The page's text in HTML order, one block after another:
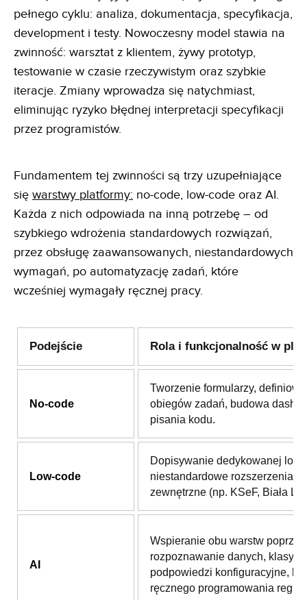
pełnego cyklu: analiza, dokumentacja, specyfikacja,
development i testy. Nowoczesny model stawia na
zwinność: warsztat z klientem, żywy prototyp,
testowanie w czasie rzeczywistym oraz szybkie
iteracje. Zmiany wprowadza się natychmiast,
eliminując ryzyko błędnej interpretacji specyfikacji
przez programistów.
Fundamentem tej zwinności są trzy uzupełniające
się warstwy platformy: no-code, low-code oraz AI.
Każda z nich odpowiada na inną potrzebę – od
szybkiego wdrożenia standardowych rozwiązań,
przez obsługę zaawansowanych, niestandardowych
wymagań, po automatyzację zadań, które
wcześniej wymagały ręcznej pracy.
Podejście Rola i funkcjonalność w
No-code
Tworzenie formularzy,
obiegów zadań, budowa
pisania kodu.
Low-code
Dopisywanie dedykowanej
niestandardowe rozszerzenia i
zewnętrzne (np. KSeF, Biała
AI
Wspieranie obu warstw
rozpoznawanie danych,
podpowiedzi konfiguracyjne,
ręcznego programowania reguł.